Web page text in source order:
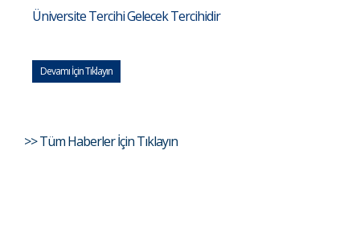
Üniversite Tercihi Gelecek Tercihidir
Devamı İçin Tıklayın
>> Tüm Haberler İçin Tıklayın